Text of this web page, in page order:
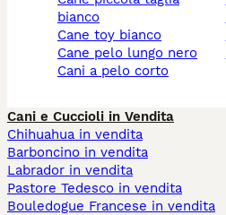
bianco
cane toy bianco
cane pelo lungo nero
cani a pelo corto
Cani e Cuccioli in Vendita
Chihuahua in vendita
Barboncino in vendita
Labrador in vendita
Pastore Tedesco in vendita
Bouledogue Francese in vendita